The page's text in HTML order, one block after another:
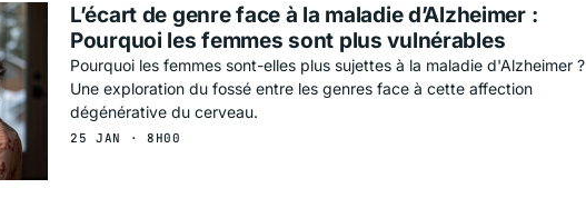
L’écart de genre face à la maladie d’Alzheimer :
Pourquoi les femmes sont plus vulnérables
Pourquoi les femmes sont-elles plus sujettes à la maladie d'Alzheimer ?
Une exploration du fossé entre les genres face à cette affection
dégénérative du cerveau.
25 JAN · 8H00